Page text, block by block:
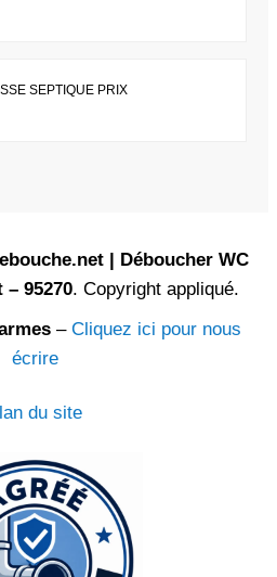
SEPTIQUE PRIX
| Déboucher WC
– 95270. Copyright appliqué.
– Cliquez ici pour nous
écrire
du site